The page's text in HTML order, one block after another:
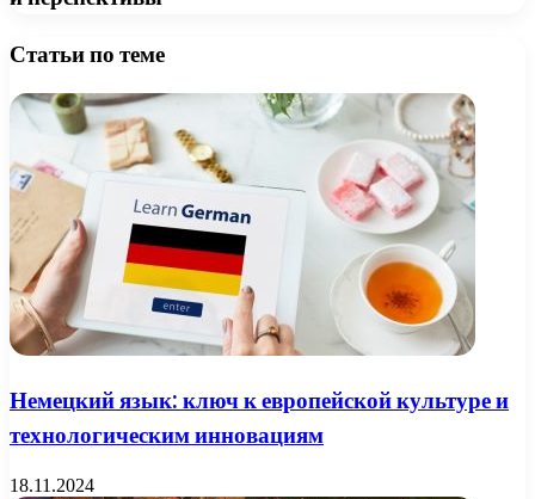
Статьи по теме
Немецкий язык: ключ к европейской культуре и
технологическим инновациям
18.11.2024